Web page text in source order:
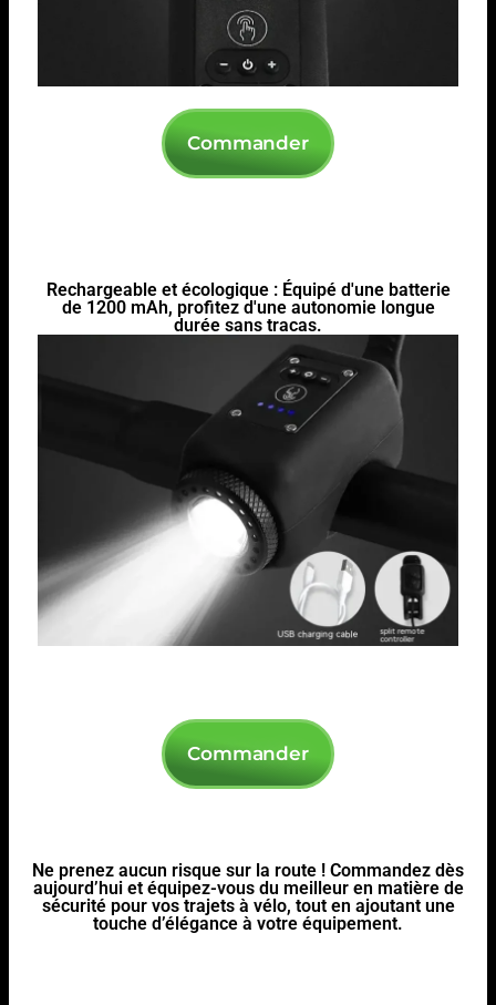
Commander
Rechargeable et écologique : Équipé d'une batterie
de 1200 mAh, profitez d'une autonomie longue
durée sans tracas.
Commander
Ne prenez aucun risque sur la route ! Commandez dès
aujourd’hui et équipez-vous du meilleur en matière de
sécurité pour vos trajets à vélo, tout en ajoutant une
touche d’élégance à votre équipement.